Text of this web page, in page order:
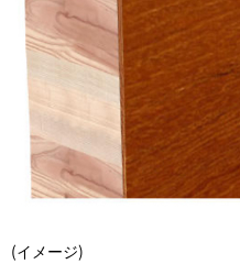
(イメージ)